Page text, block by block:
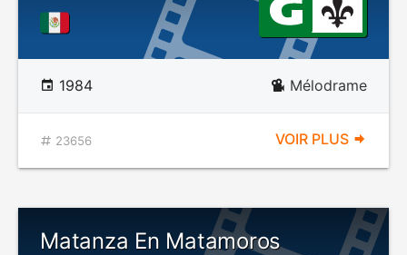
1984 Mélodrame
23656 VOIR PLUS
Matanza En Matamoros